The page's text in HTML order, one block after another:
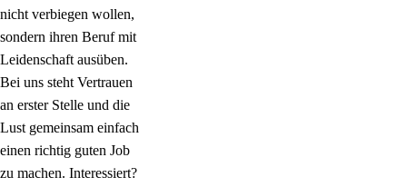
nicht verbiegen wollen,
sondern ihren Beruf mit
Leidenschaft ausüben.
Bei uns steht Vertrauen
an erster Stelle und die
Lust gemeinsam einfach
einen richtig guten Job
zu machen. Interessiert?